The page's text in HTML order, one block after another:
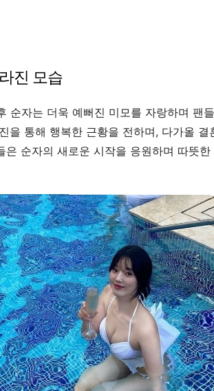
진 모습
순자는 더욱 예뻐진 미모를 자랑하며 팬
을 통해 행복한 근황을 전하며, 다가올 결
은 순자의 새로운 시작을 응원하며 따뜻